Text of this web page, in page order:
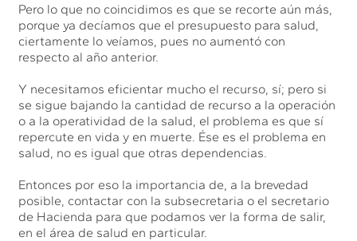
Pero lo que no coincidimos es que se recorte aún más,
porque ya decíamos que el presupuesto para salud,
ciertamente lo veíamos, pues no aumentó con
respecto al año anterior.
Y necesitamos eficientar mucho el recurso, sí; pero si
se sigue bajando la cantidad de recurso a la operación
o a la operatividad de la salud, el problema es que sí
repercute en vida y en muerte. Ése es el problema en
salud, no es igual que otras dependencias.
Entonces por eso la importancia de, a la brevedad
posible, contactar con la subsecretaria o el secretario
de Hacienda para que podamos ver la forma de salir,
en el área de salud en particular.